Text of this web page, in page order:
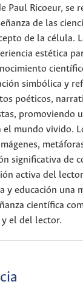
Paul Ricoeur, se
de las
de la célula.
estética
simbólica y
poéticos,
promoviendo
mundo vivido.
significativa de
activa del
y educación una
científica
el del lector.